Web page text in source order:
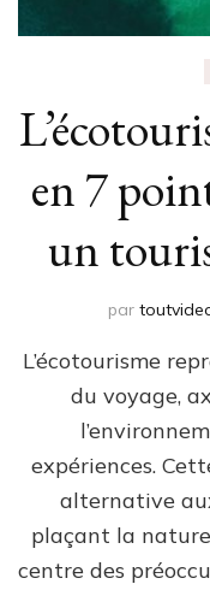
en 7
un
par
L’écotourisme
du voyage,
expériences.
alternative
plaçant la
centre des